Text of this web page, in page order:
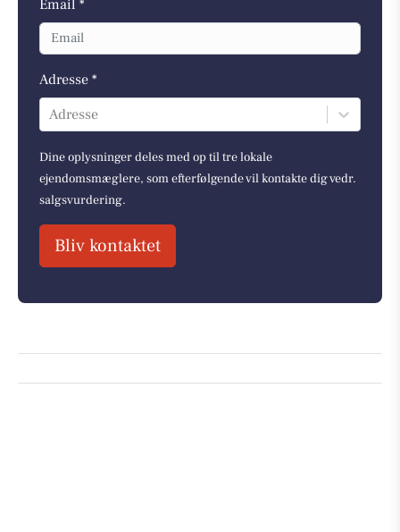
Email *
Adresse *
Adresse
Dine oplysninger deles med op til tre lokale
ejendomsmæglere, som efterfølgende vil kontakte dig vedr.
salgsvurdering.
Bliv kontaktet